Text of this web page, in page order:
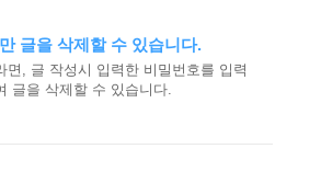
글을 삭제할 수 있습니다.
면, 글 작성시 입력한 비밀번호를 입력
글을 삭제할 수 있습니다.